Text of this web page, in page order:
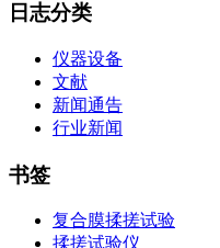
日志分类
仪器设备
文献
新闻通告
行业新闻
书签
复合膜揉搓试验
揉搓试验仪